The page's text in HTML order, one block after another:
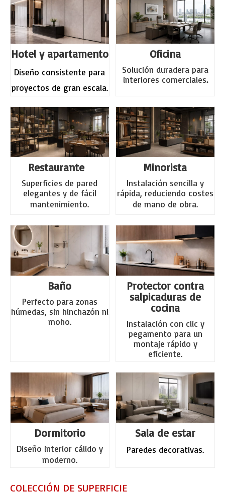
Hotel y apartamento
Diseño consistente para
proyectos de gran escala.
Oficina
Solución duradera para
interiores comerciales.
Restaurante
Superficies de pared
elegantes y de fácil
mantenimiento.
Minorista
Instalación sencilla y
rápida, reduciendo costes
de mano de obra.
Baño
Perfecto para zonas
húmedas, sin hinchazón ni
moho.
Protector contra
salpicaduras de
cocina
Instalación con clic y
pegamento para un
montaje rápido y
eficiente.
Dormitorio
Diseño interior cálido y
moderno.
Sala de estar
Paredes decorativas.
COLECCIÓN DE SUPERFICIE